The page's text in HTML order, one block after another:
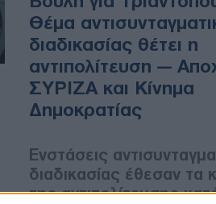
Θέμα
διαδικασίας θέτει η
αντιπολίτευση —
ΣΥΡΙΖΑ και Κίνημα
Δημοκρατίας
Ενστάσεις
διαδικασίας έθεσαν τα
της αντιπολίτευσης